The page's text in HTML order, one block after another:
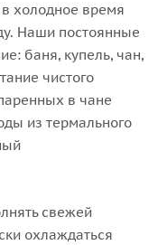
холодное время
Наши постоянные
баня, купель, чан,
чистого
в чане
из термального
свежей
охлаждаться